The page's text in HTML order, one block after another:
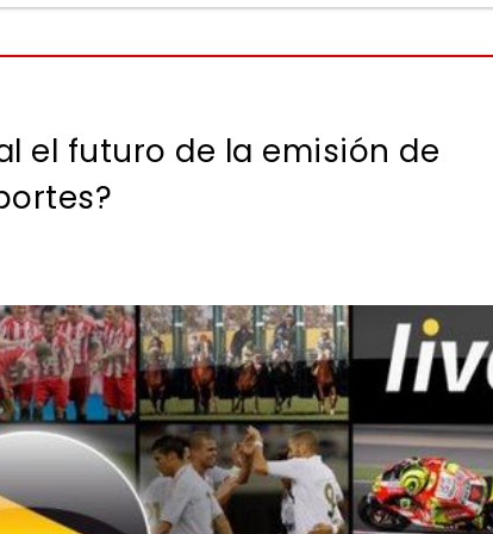
el futuro de la emisión de